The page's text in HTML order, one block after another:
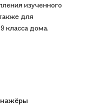
изученного
для
класса дома.